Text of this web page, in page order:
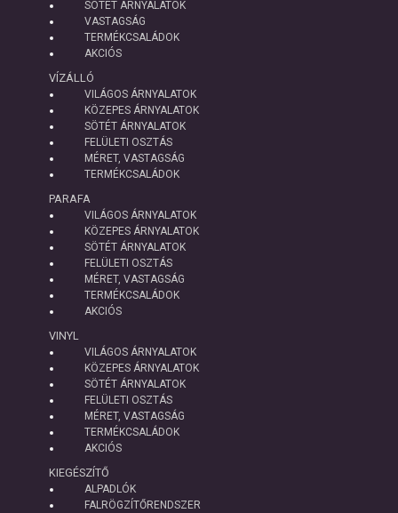
SÖTÉT ÁRNYALATOK
VASTAGSÁG
TERMÉKCSALÁDOK
AKCIÓS
VÍZÁLLÓ
VILÁGOS ÁRNYALATOK
KÖZEPES ÁRNYALATOK
SÖTÉT ÁRNYALATOK
FELÜLETI OSZTÁS
MÉRET, VASTAGSÁG
TERMÉKCSALÁDOK
PARAFA
VILÁGOS ÁRNYALATOK
KÖZEPES ÁRNYALATOK
SÖTÉT ÁRNYALATOK
FELÜLETI OSZTÁS
MÉRET, VASTAGSÁG
TERMÉKCSALÁDOK
AKCIÓS
VINYL
VILÁGOS ÁRNYALATOK
KÖZEPES ÁRNYALATOK
SÖTÉT ÁRNYALATOK
FELÜLETI OSZTÁS
MÉRET, VASTAGSÁG
TERMÉKCSALÁDOK
AKCIÓS
KIEGÉSZÍTŐ
ALPADLÓK
FALRÖGZÍTŐRENDSZER